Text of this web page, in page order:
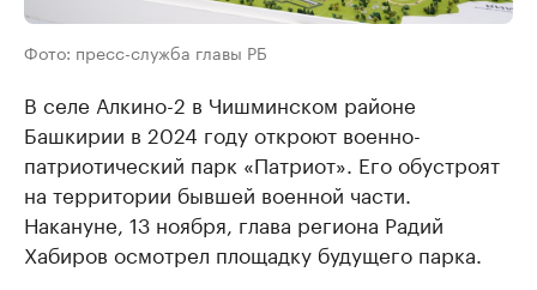
Фото: пресс-служба главы РБ
В селе Алкино-2 в Чишминском районе
Башкирии в 2024 году откроют военно-
патриотический парк «Патриот». Его обустроят
на территории бывшей военной части.
Накануне, 13 ноября, глава региона Радий
Хабиров осмотрел площадку будущего парка.